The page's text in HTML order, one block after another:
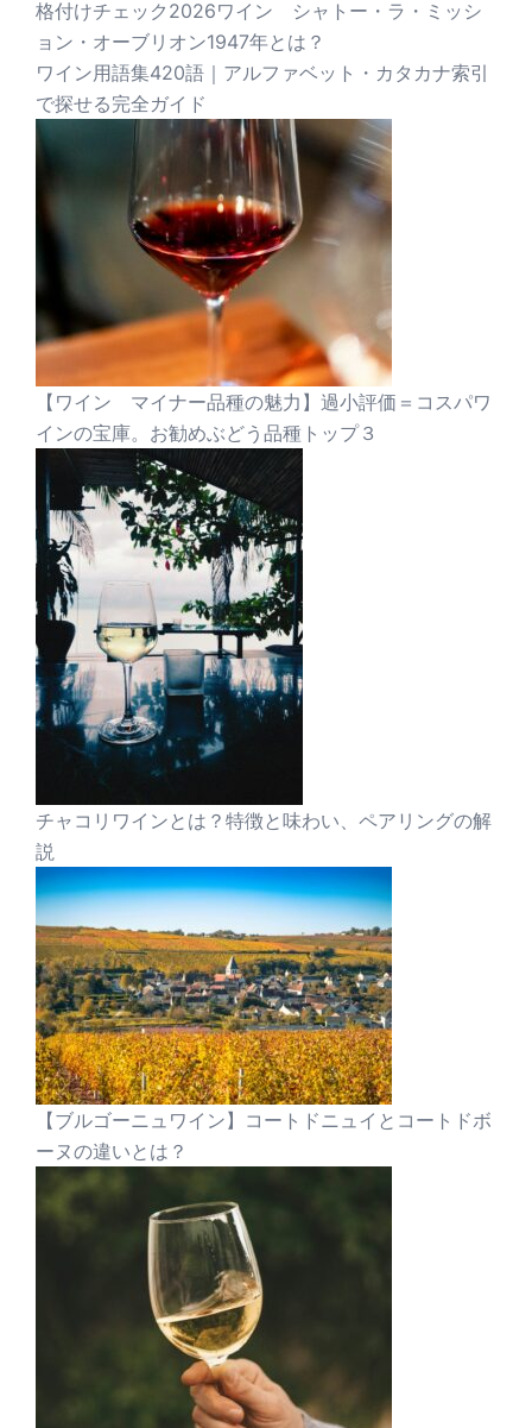
格付けチェック2026ワイン シャトー・ラ・ミッシ
ョン・オーブリオン1947年とは？
ワイン用語集420語｜アルファベット・カタカナ索引
で探せる完全ガイド
【ワイン マイナー品種の魅力】過小評価＝コスパワ
インの宝庫。お勧めぶどう品種トップ３
チャコリワインとは？特徴と味わい、ペアリングの解
説
【ブルゴーニュワイン】コートドニュイとコートドボ
ーヌの違いとは？